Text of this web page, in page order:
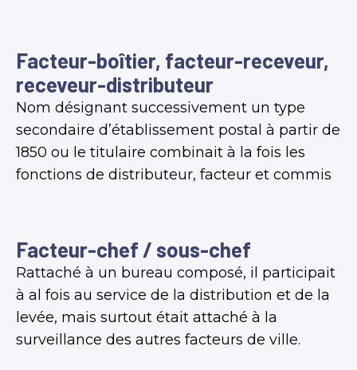
Facteur-boîtier, facteur-receveur,
receveur-distributeur
Nom désignant successivement un type
secondaire d’établissement postal à partir de
1850 ou le titulaire combinait à la fois les
fonctions de distributeur, facteur et commis
Facteur-chef / sous-chef
Rattaché à un bureau composé, il participait
à al fois au service de la distribution et de la
levée, mais surtout était attaché à la
surveillance des autres facteurs de ville.